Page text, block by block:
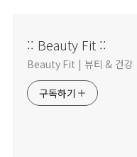
:: Beauty Fit ::
Beauty Fit | 뷰티 & 건강
구독하기